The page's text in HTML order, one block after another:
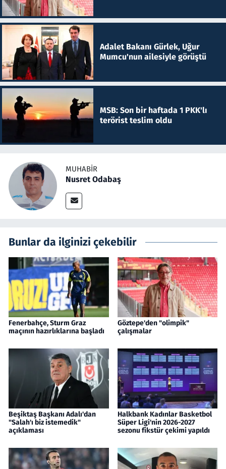
Adalet Bakanı Gürlek, Uğur
Mumcu'nun ailesiyle görüştü
MSB: Son bir haftada 1 PKK'lı
terörist teslim oldu
MUHABIR
Nusret Odabaş
Bunlar da ilginizi çekebilir
Fenerbahçe, Sturm Graz
maçının hazırlıklarına başladı
Göztepe'den "olimpik"
çalışmalar
Beşiktaş Başkanı Adalı'dan
"Salah'ı biz istemedik"
açıklaması
Halkbank Kadınlar Basketbol
Süper Ligi'nin 2026-2027
sezonu fikstür çekimi yapıldı